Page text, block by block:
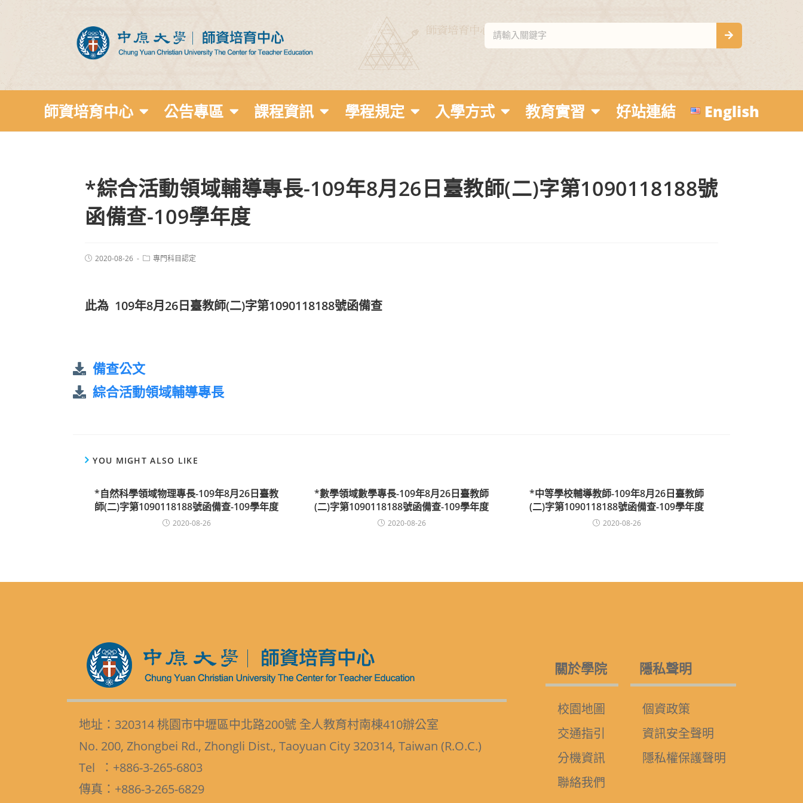
師資培育中心 公告專區 課程資訊 學程規定 入學方式 教育實習 好站連結 English
*綜合活動領域輔導專長-109年8月26日臺教師(二)字第1090118188號
函備查-109學年度
2020-08-26 專門科目認定
此為 109年8月26日臺教師(二)字第1090118188號函備查
備查公文
綜合活動領域輔導專長
YOU MIGHT ALSO LIKE
*自然科學領域物理專長-109年8月26日臺教
師(二)字第1090118188號函備查-109學年度
2020-08-26
*數學領域數學專長-109年8月26日臺教師
(二)字第1090118188號函備查-109學年度
2020-08-26
*中等學校輔導教師-109年8月26日臺教師
(二)字第1090118188號函備查-109學年度
2020-08-26
地址：320314 桃園市中壢區中北路200號 全人教育村南棟410辦公室
No. 200, Zhongbei Rd., Zhongli Dist., Taoyuan City 320314, Taiwan (R.O.C.)
Tel ：+886-3-265-6803
傳真：+886-3-265-6829
關於學院
校園地圖
交通指引
分機資訊
聯絡我們
隱私聲明
個資政策
資訊安全聲明
隱私權保護聲明